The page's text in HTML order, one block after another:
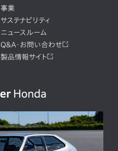
事業
サステナビリティ
ニュースルーム
Q&A・お問い合わせ
製品情報サイト